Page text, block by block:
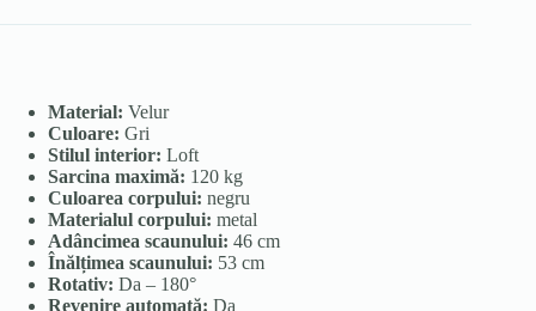
Material: Velur
Culoare: Gri
Stilul interior: Loft
Sarcina maximă: 120 kg
Culoarea corpului: negru
Materialul corpului: metal
Adâncimea scaunului: 46 cm
Înălțimea scaunului: 53 cm
Rotativ: Da – 180°
Revenire automată: Da